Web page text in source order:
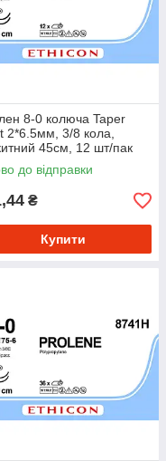
8-0 колюча Taper
2*6.5мм, 3/8 кола,
45см, 12 шт/пак
до відправки
₴
Купити